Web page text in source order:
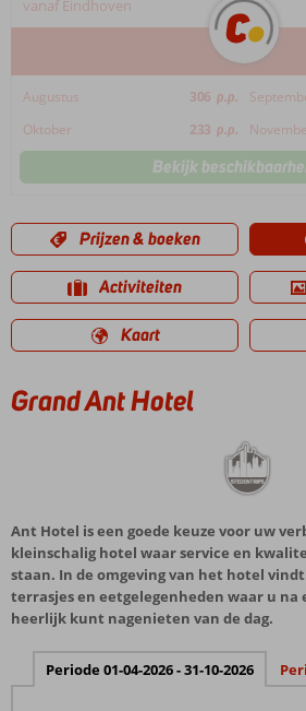
vanaf Eindhoven
Augustus 306 p.p.
Oktober
233 p.p.
Bekijk
Prijzen & boeken
Activiteiten
Kaart
Grand Ant Hotel
Ant Hotel is een goede keuze voor uw
kleinschalig hotel waar service en
staan. In de omgeving van het hotel
terrasjes en eetgelegenheden waar u na
heerlijk kunt nagenieten van de dag.
Periode 01-04-2026 - 31-10-2026